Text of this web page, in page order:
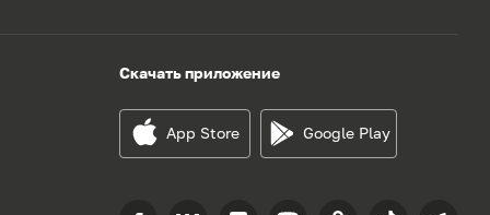
Скачать приложение
App Store Google Play